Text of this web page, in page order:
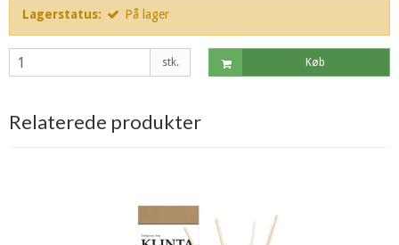
Lagerstatus: På lager
stk. Køb
Relaterede produkter